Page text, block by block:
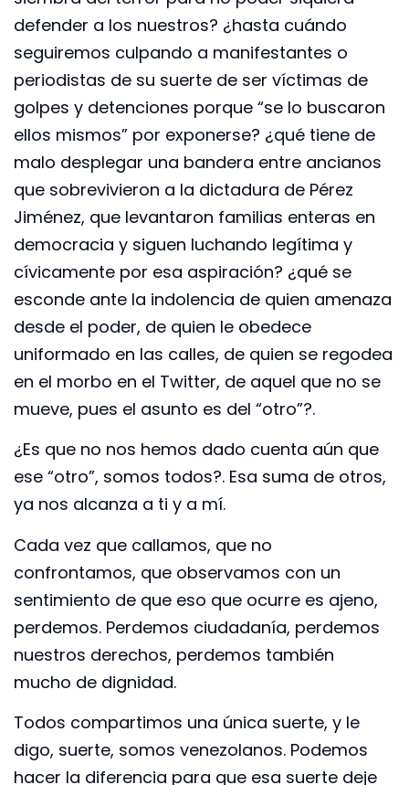
defender a los nuestros? ¿hasta cuándo
seguiremos culpando a manifestantes o
periodistas de su suerte de ser víctimas de
golpes y detenciones porque “se lo buscaron
ellos mismos” por exponerse? ¿qué tiene de
malo desplegar una bandera entre ancianos
que sobrevivieron a la dictadura de Pérez
Jiménez, que levantaron familias enteras en
democracia y siguen luchando legítima y
cívicamente por esa aspiración? ¿qué se
esconde ante la indolencia de quien amenaza
desde el poder, de quien le obedece
uniformado en las calles, de quien se regodea
en el morbo en el Twitter, de aquel que no se
mueve, pues el asunto es del “otro”?.
¿Es que no nos hemos dado cuenta aún que
ese “otro”, somos todos?. Esa suma de otros,
ya nos alcanza a ti y a mí.
Cada vez que callamos, que no
confrontamos, que observamos con un
sentimiento de que eso que ocurre es ajeno,
perdemos. Perdemos ciudadanía, perdemos
nuestros derechos, perdemos también
mucho de dignidad.
Todos compartimos una única suerte, y le
digo, suerte, somos venezolanos. Podemos
hacer la diferencia para que esa suerte deje